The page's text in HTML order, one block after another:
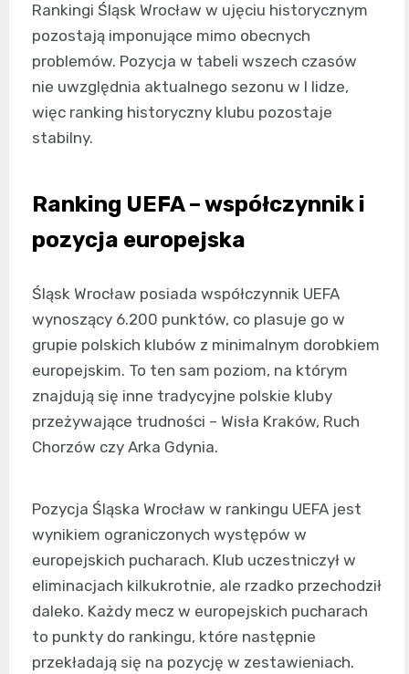
Rankingi Śląsk Wrocław w ujęciu historycznym
pozostają imponujące mimo obecnych
problemów. Pozycja w tabeli wszech czasów
nie uwzględnia aktualnego sezonu w I lidze,
więc ranking historyczny klubu pozostaje
stabilny.
Ranking UEFA – współczynnik i
pozycja europejska
Śląsk Wrocław posiada współczynnik UEFA
wynoszący 6.200 punktów, co plasuje go w
grupie polskich klubów z minimalnym dorobkiem
europejskim. To ten sam poziom, na którym
znajdują się inne tradycyjne polskie kluby
przeżywające trudności – Wisła Kraków, Ruch
Chorzów czy Arka Gdynia.
Pozycja Śląska Wrocław w rankingu UEFA jest
wynikiem ograniczonych występów w
europejskich pucharach. Klub uczestniczył w
eliminacjach kilkukrotnie, ale rzadko przechodził
daleko. Każdy mecz w europejskich pucharach
to punkty do rankingu, które następnie
przekładają się na pozycję w zestawieniach.